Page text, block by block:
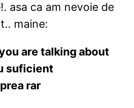
asa ca am nevoie de
maine:
are talking about
suficient
rar